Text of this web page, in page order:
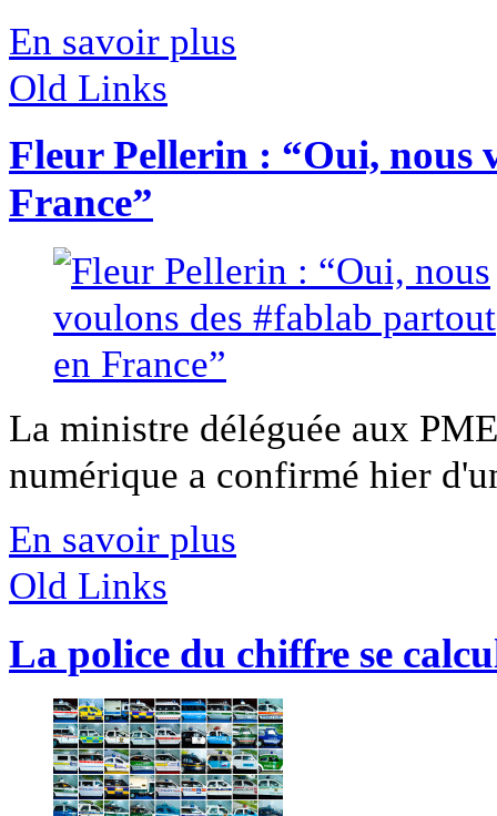
En savoir plus
Old Links
Fleur Pellerin : “Oui, nous
France”
La ministre déléguée aux
numérique a confirmé hier
En savoir plus
Old Links
La police du chiffre se